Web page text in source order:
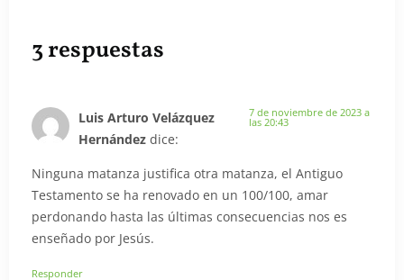
3 respuestas
Luis Arturo Velázquez
Hernández dice:
7 de noviembre de 2023 a
las 20:43
Ninguna matanza justifica otra matanza, el Antiguo
Testamento se ha renovado en un 100/100, amar
perdonando hasta las últimas consecuencias nos es
enseñado por Jesús.
Responder